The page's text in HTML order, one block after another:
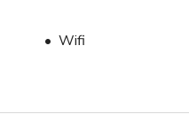
Wifi